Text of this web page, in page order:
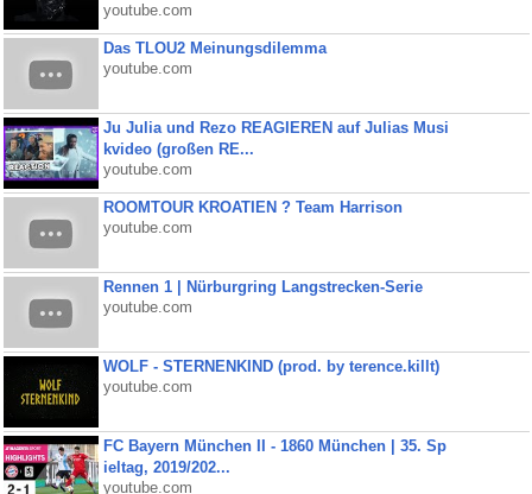
youtube.com
Das TLOU2 Meinungsdilemma
youtube.com
Ju Julia und Rezo REAGIEREN auf Julias Musi
kvideo (großen RE...
youtube.com
ROOMTOUR KROATIEN ? Team Harrison
youtube.com
Rennen 1 | Nürburgring Langstrecken-Serie
youtube.com
WOLF - STERNENKIND (prod. by terence.killt)
youtube.com
FC Bayern München II - 1860 München | 35. Sp
ieltag, 2019/202...
youtube.com